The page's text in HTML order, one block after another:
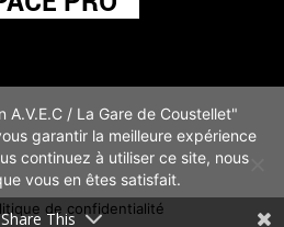
Share This
A.V.E.C / La Gare de Coustellet"
garantir la meilleure expérience
continuez à utiliser ce site, nous
vous en êtes satisfait.
de confidentialité